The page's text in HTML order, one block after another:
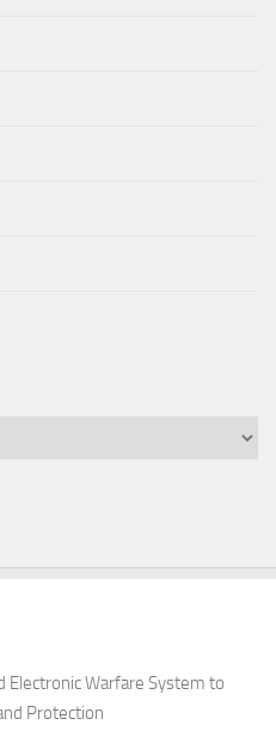
Electronic Warfare System to
Protection